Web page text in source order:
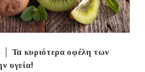
Τα κυριότερα οφέλη των
υγεία!